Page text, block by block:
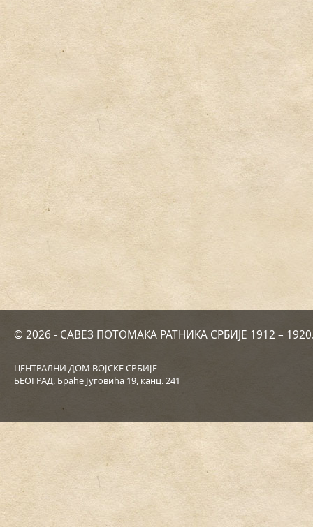
© 2026 - САВЕЗ ПОТОМАКА РАТНИКА СРБИЈЕ 1912 –
ЦЕНТРАЛНИ ДОМ ВОЈСКЕ СРБИЈЕ
БЕОГРАД, Браће Југовића 19, канц. 241